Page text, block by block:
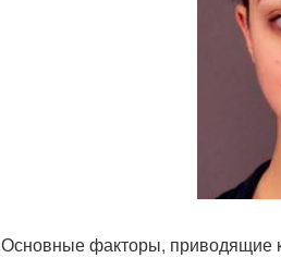
Основные факторы, приводящие